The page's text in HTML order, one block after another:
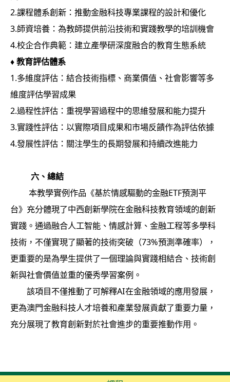
2.課程體系創新：推動金融科技專業課程的設計和優化
3.師資培養：為教師提供前沿技術和實踐教學的培訓機會
4.校企合作典範：建立產學研深度融合的教育生態系統
♦教育評估體系
1.多維度評估：結合技術指標、商業價值、社會影響等多
維度評估學習成果
2.過程性評估：重視學習過程中的思維發展和能力提升
3.實踐性評估：以實際項目成果和市場反饋作為評估依據
4.發展性評估：關注學生的長期發展和持續改進能力
六、 總結
本教學實例作品《基於情感驅動的金融ETF預測平
台》充分體現了中西創新學院在金融科技教育領域的創新
實踐。通過融合人工智能、情感計算、金融工程等多學科
技術，不僅實現了顯著的技術突破（73%預測準確率），
更重要的是為學生提供了一個理論與實踐相結合、技術創
新與社會價值並重的優秀學習案例。
該項目不僅推動了可解釋AI在金融領域的應用發展，
更為澳門金融科技人才培養和產業發展貢獻了重要力量，
充分展現了教育創新對於社會進步的重要推動作用。